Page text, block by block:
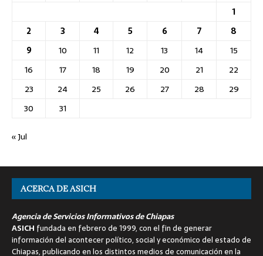
1
2
3 4 5 6 7
8
9
10 11 12 13 14
15
16
17 18 19 20 21
22
23
24 25 26 27 28
29
30
31
« Jul
ACERCA DE ASICH
Agencia de Servicios Informativos de Chiapas
ASICH fundada en febrero de 1999, con el fin de generar
información del acontecer político, social y económico del estado de
Chiapas, publicando en los distintos medios de comunicación en la